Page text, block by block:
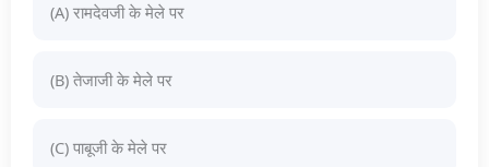
(A) रामदेवजी के मेले पर
(B) तेजाजी के मेले पर
(C) पाबूजी के मेले पर